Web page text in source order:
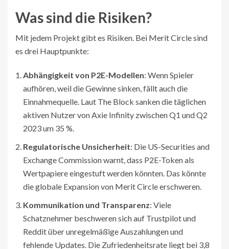
Was sind die Risiken?
Mit jedem Projekt gibt es Risiken. Bei Merit Circle sind
es drei Hauptpunkte:
Abhängigkeit von P2E-Modellen: Wenn Spieler
aufhören, weil die Gewinne sinken, fällt auch die
Einnahmequelle. Laut The Block sanken die täglichen
aktiven Nutzer von Axie Infinity zwischen Q1 und Q2
2023 um 35 %.
Regulatorische Unsicherheit: Die US-Securities and
Exchange Commission warnt, dass P2E-Token als
Wertpapiere eingestuft werden könnten. Das könnte
die globale Expansion von Merit Circle erschweren.
Kommunikation und Transparenz: Viele
Schatznehmer beschweren sich auf Trustpilot und
Reddit über unregelmäßige Auszahlungen und
fehlende Updates. Die Zufriedenheitsrate liegt bei 3,8